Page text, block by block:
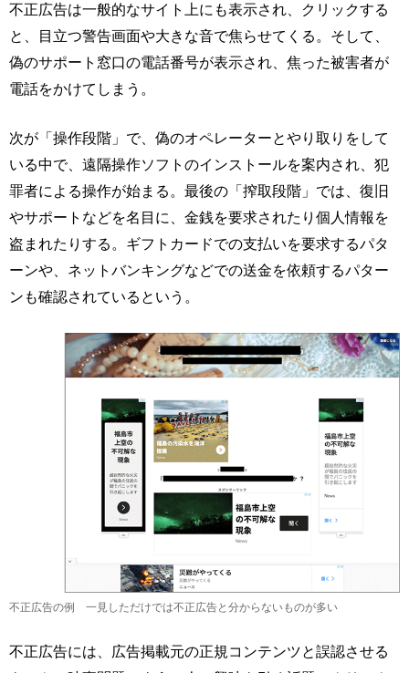
不正広告は一般的なサイト上にも表示され、クリックする
と、目立つ警告画面や大きな音で焦らせてくる。そして、
偽のサポート窓口の電話番号が表示され、焦った被害者が
電話をかけてしまう。
次が「操作段階」で、偽のオペレーターとやり取りをして
いる中で、遠隔操作ソフトのインストールを案内され、犯
罪者による操作が始まる。最後の「搾取段階」では、復旧
やサポートなどを名目に、金銭を要求されたり個人情報を
盗まれたりする。ギフトカードでの支払いを要求するパタ
ーンや、ネットバンキングなどでの送金を依頼するパター
ンも確認されているという。
不正広告の例 一見しただけでは不正広告と分からないものが多い
不正広告には、広告掲載元の正規コンテンツと誤認させる